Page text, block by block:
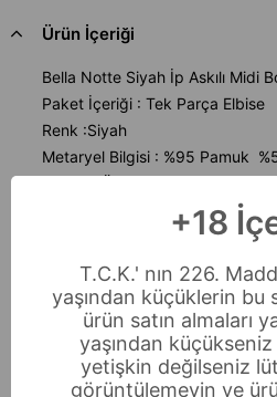
Ürün İçeriği
Bella Notte Siyah İp Askılı Midi
Paket İçeriği : Tek Parça Elbise
Renk :Siyah
Metaryel Bilgisi : %95 Pamuk
Maksimum 30 C° sıcaklıka
Ödeme Seçenekleri
Sıkça Sorulan Sorular
+18
T.C.K.' nın 226.
yaşından küçüklerin bu
ürün satın almaları
yaşından
yetişkin değilseniz
görüntülemeyin ve